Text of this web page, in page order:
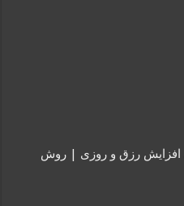
برای افزایش رزق و روزی | روش